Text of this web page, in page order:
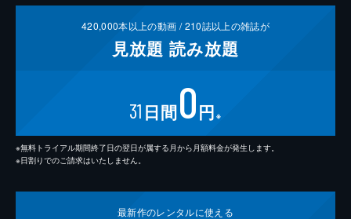
420,000本以上の動画 /210誌以上の雑誌が
見放題 読み放題
31 日間0円 ※
※無料トライアル期間終了日の翌日が属する月から月額料金が発生します。
※日割りでのご請求はいたしません。
最新作のレンタルに使える